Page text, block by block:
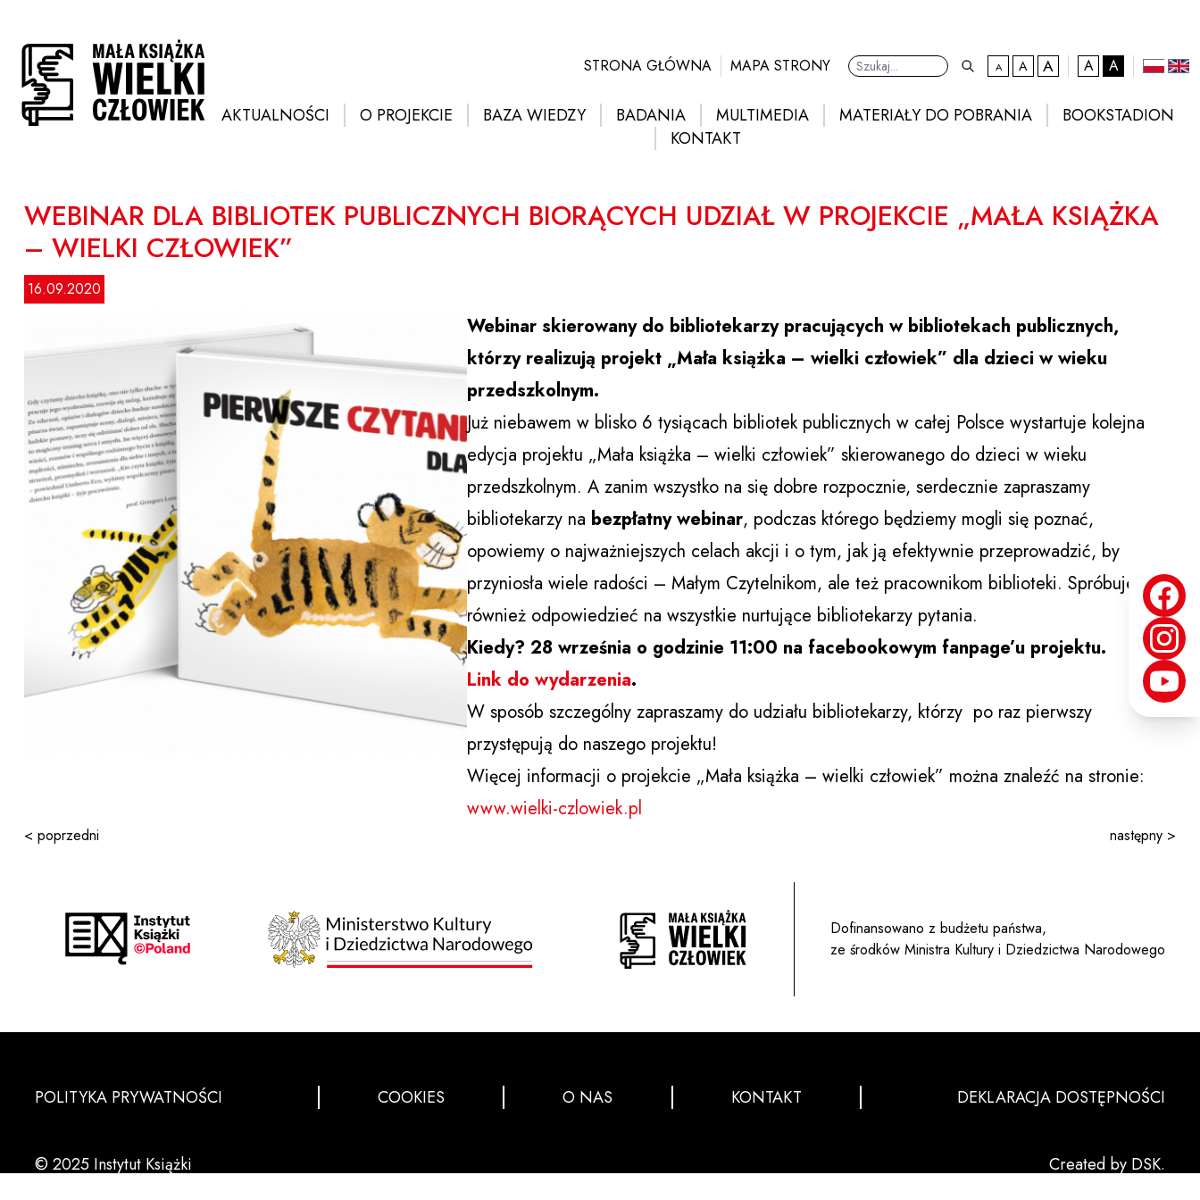
treści
STRONA GŁÓWNA MAPA STRONY Ustawienia Adomyślna czcionka
Awiększa czcionka
Anajwiększa czcionka
A kontrast domyślny
A polski
AKTUALNOŚCI O PROJEKCIE BAZA WIEDZY BADANIA MULTIMEDIA MATERIAŁY DO POBRANIA
BOOKSTADION
KONTAKT
WEBINAR DLA BIBLIOTEK PUBLICZNYCH BIORĄCYCH UDZIAŁ W PROJEKCIE „MAŁA KSIĄŻKA
– WIELKI CZŁOWIEK”
16.09.2020
Webinar skierowany do bibliotekarzy pracujących w bibliotekach publicznych,
którzy realizują projekt „Mała książka – wielki człowiek” dla dzieci w wieku
przedszkolnym.
Już niebawem w blisko 6 tysiącach bibliotek publicznych w całej Polsce wystartuje kolejna
edycja projektu „Mała książka – wielki człowiek” skierowanego do dzieci w wieku
przedszkolnym. A zanim wszystko na się dobre rozpocznie, serdecznie zapraszamy
bibliotekarzy na bezpłatny webinar, podczas którego będziemy mogli się poznać,
opowiemy o najważniejszych celach akcji i o tym, jak ją efektywnie przeprowadzić, by
przyniosła wiele radości – Małym Czytelnikom, ale też pracownikom biblioteki. Spróbujemy
również odpowiedzieć na wszystkie nurtujące bibliotekarzy pytania.
Kiedy? 28 września o godzinie 11:00 na facebookowym fanpage’u projektu.
Link do wydarzenia.
W sposób szczególny zapraszamy do udziału bibliotekarzy, którzy po raz pierwszy
przystępują do naszego projektu!
Więcej informacji o projekcie „Mała książka – wielki człowiek” można znaleźć na stronie:
www.wielki-czlowiek.pl
< poprzedni następny >
Dofinansowano z budżetu państwa,
ze środków Ministra Kultury i Dziedzictwa Narodowego
POLITYKA PRYWATNOŚCI COOKIES O NAS KONTAKT DEKLARACJA DOSTĘPNOŚCI
© 2025 Instytut Książki Created by DSK.